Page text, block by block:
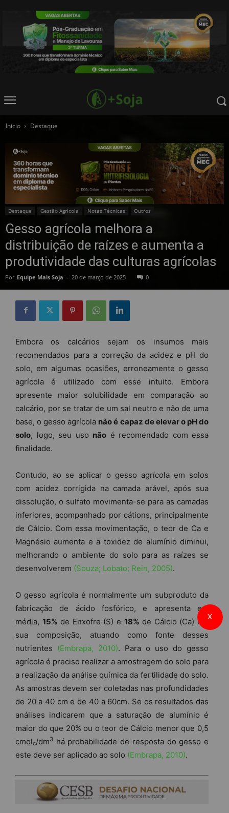
Início Destaque
Destaque Gestão Agrícola Notas Técnicas Outros
Gesso agrícola melhora a
distribuição de raízes e aumenta a
produtividade das culturas agrícolas
Por Equipe Mais Soja - 20 de março de 2025 0
Embora os calcários sejam os insumos mais
recomendados para a correção da acidez e pH do
solo, em algumas ocasiões, erroneamente o gesso
agrícola é utilizado com esse intuito. Embora
apresente maior solubilidade em comparação ao
calcário, por se tratar de um sal neutro e não de uma
base, o gesso agrícola não é capaz de elevar o pH do
solo, logo, seu uso não é recomendado com essa
finalidade.
Contudo, ao se aplicar o gesso agrícola em solos
com acidez corrigida na camada arável, após sua
dissolução, o sulfato movimenta-se para as camadas
inferiores, acompanhado por cátions, principalmente
de Cálcio. Com essa movimentação, o teor de Ca e
Magnésio aumenta e a toxidez de alumínio diminui,
melhorando o ambiente do solo para as raízes se
desenvolverem (Souza; Lobato; Rein, 2005).
O gesso agrícola é normalmente um subproduto da
fabricação de ácido fosfórico, e apresenta em
média, 15% de Enxofre (S) e 18% de Cálcio (Ca) em
sua composição, atuando como fonte desses
nutrientes (Embrapa, 2010). Para o uso do gesso
agrícola é preciso realizar a amostragem do solo para
a realização da análise química da fertilidade do solo.
As amostras devem ser coletadas nas profundidades
de 20 a 40 cm e de 40 a 60cm. Se os resultados das
análises indicarem que a saturação de alumínio é
maior do que 20% ou o teor de Cálcio menor que 0,5
cmolc/dm3 há probabilidade de resposta do gesso e
este deve ser aplicado ao solo (Embrapa, 2010).
X